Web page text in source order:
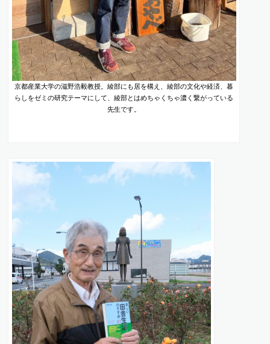
京都産業大学の滋野浩毅教授。綾部にも居を構え、綾部の文化や経済、暮
らしをゼミの研究テーマにして、綾部とはめちゃくちゃ濃く繋がっている
先生です。